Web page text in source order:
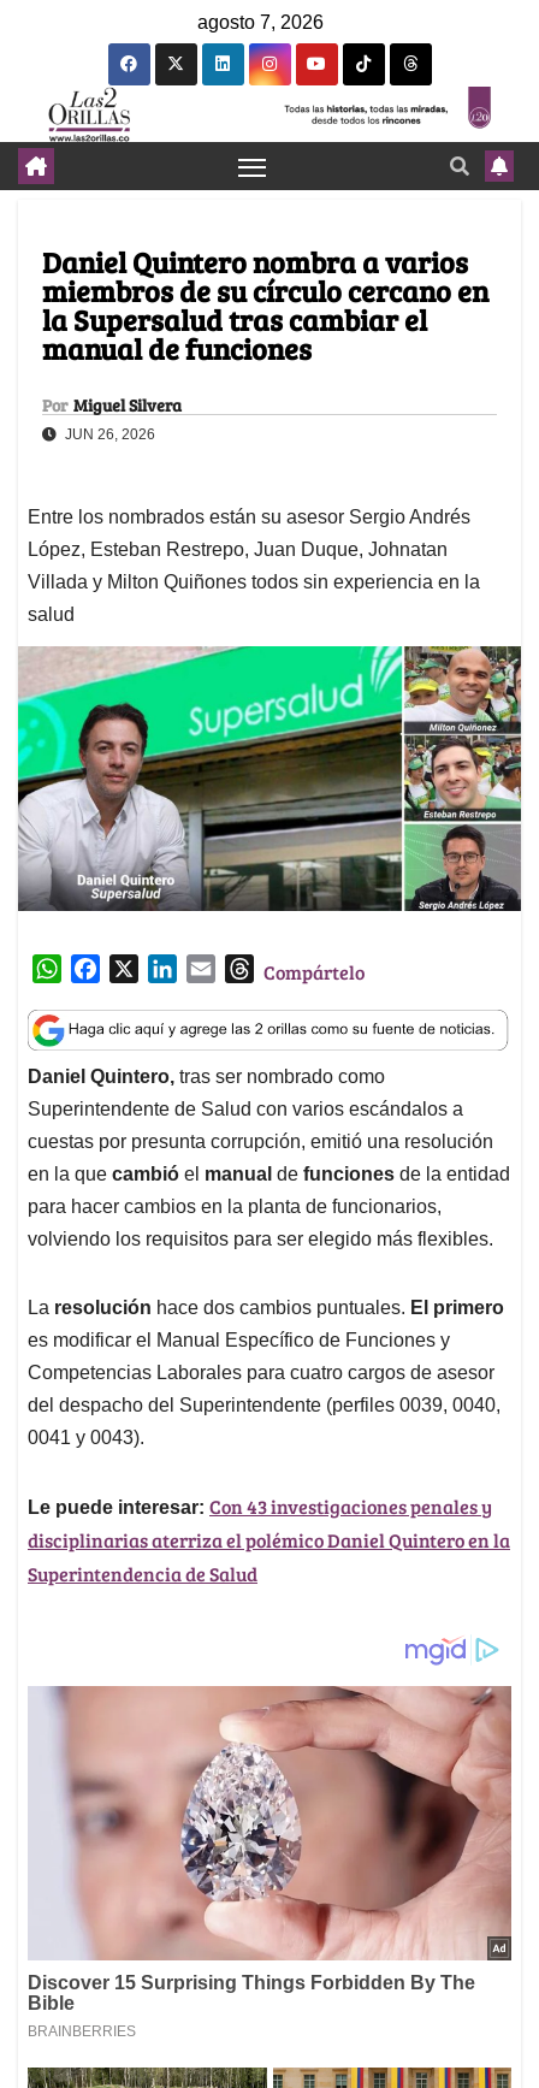
agosto 7, 2026
Daniel Quintero nombra a varios
miembros de su círculo cercano en
la Supersalud tras cambiar el
manual de funciones
Por Miguel Silvera
JUN 26, 2026
Entre los nombrados están su asesor Sergio Andrés
López, Esteban Restrepo, Juan Duque, Johnatan
Villada y Milton Quiñones todos sin experiencia en la
salud
W
a
t
s
A
p
p
c
e
b
o
o
k
n
k
e
d
I
n
a
i
l
T
r
e
a
d
s
Compártelo
Daniel Quintero, tras ser nombrado como
Superintendente de Salud con varios escándalos a
cuestas por presunta corrupción, emitió una resolución
en la que cambió el manual de funciones de la entidad
para hacer cambios en la planta de funcionarios,
volviendo los requisitos para ser elegido más flexibles.
La resolución hace dos cambios puntuales. El primero
es modificar el Manual Específico de Funciones y
Competencias Laborales para cuatro cargos de asesor
del despacho del Superintendente (perfiles 0039, 0040,
0041 y 0043).
Le puede interesar: Con 43 investigaciones penales y
disciplinarias aterriza el polémico Daniel Quintero en la
Superintendencia de Salud